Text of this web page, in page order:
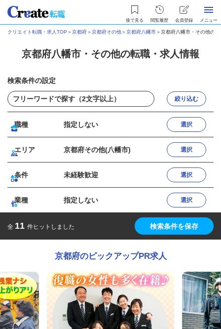
後で見る 閲覧履歴 会員登録 メニュー
クリエイト転職・求人TOP ＞京都府＞京都府その他＞京都府八幡市＞京都府八幡市・その他の
京都府八幡市・その他の転職・求人情報
検索条件の設定
絞り込む
職種 指定しない 選択
エリア 京都府その他(八幡市) 選択
条件 未経験歓迎 選択
業種 指定しない 選択
全 11 件ヒットしました 検索条件を保存
京都府のピックアップPR求人